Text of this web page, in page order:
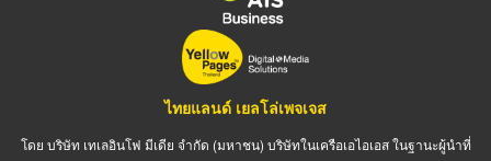
ไทยแลนด์ เยลโล่เพจเจส
โดย บริษัท เทเลอินโฟ มีเดีย จำกัด (มหาชน) บริษัทในเครือเอไอเอส ในฐานะผู้นำที่